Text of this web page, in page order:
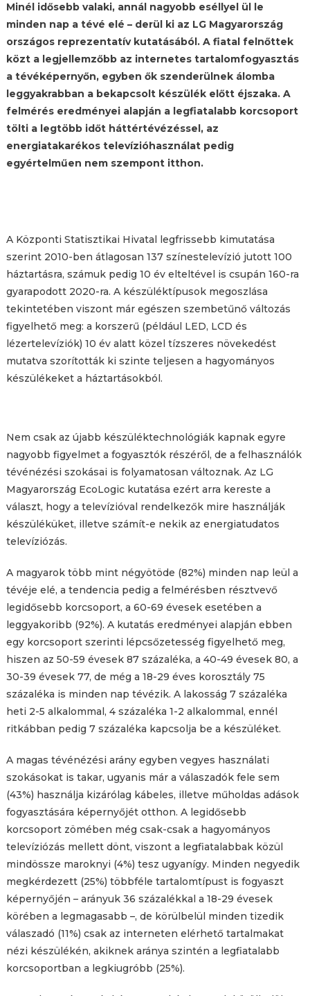
Minél idősebb valaki, annál nagyobb eséllyel ül le
minden nap a tévé elé – derül ki az LG Magyarország
országos reprezentatív kutatásából. A fiatal felnőttek
közt a legjellemzőbb az internetes tartalomfogyasztás
a tévéképernyőn, egyben ők szenderülnek álomba
leggyakrabban a bekapcsolt készülék előtt éjszaka. A
felmérés eredményei alapján a legfiatalabb korcsoport
tölti a legtöbb időt háttértévézéssel, az
energiatakarékos televízióhasználat pedig
egyértelműen nem szempont itthon.
A Központi Statisztikai Hivatal legfrissebb kimutatása
szerint 2010-ben átlagosan 137 színestelevízió jutott 100
háztartásra, számuk pedig 10 év elteltével is csupán 160-ra
gyarapodott 2020-ra. A készüléktípusok megoszlása
tekintetében viszont már egészen szembetűnő változás
figyelhető meg: a korszerű (például LED, LCD és
lézertelevíziók) 10 év alatt közel tízszeres növekedést
mutatva szorították ki szinte teljesen a hagyományos
készülékeket a háztartásokból.
Nem csak az újabb készüléktechnológiák kapnak egyre
nagyobb figyelmet a fogyasztók részéről, de a felhasználók
tévénézési szokásai is folyamatosan változnak. Az LG
Magyarország EcoLogic kutatása ezért arra kereste a
választ, hogy a televízióval rendelkezők mire használják
készüléküket, illetve számít-e nekik az energiatudatos
televíziózás.
A magyarok több mint négyötöde (82%) minden nap leül a
tévéje elé, a tendencia pedig a felmérésben résztvevő
legidősebb korcsoport, a 60-69 évesek esetében a
leggyakoribb (92%). A kutatás eredményei alapján ebben
egy korcsoport szerinti lépcsőzetesség figyelhető meg,
hiszen az 50-59 évesek 87 százaléka, a 40-49 évesek 80, a
30-39 évesek 77, de még a 18-29 éves korosztály 75
százaléka is minden nap tévézik. A lakosság 7 százaléka
heti 2-5 alkalommal, 4 százaléka 1-2 alkalommal, ennél
ritkábban pedig 7 százaléka kapcsolja be a készüléket.
A magas tévénézési arány egyben vegyes használati
szokásokat is takar, ugyanis már a válaszadók fele sem
(43%) használja kizárólag kábeles, illetve műholdas adások
fogyasztására képernyőjét otthon. A legidősebb
korcsoport zömében még csak-csak a hagyományos
televíziózás mellett dönt, viszont a legfiatalabbak közül
mindössze maroknyi (4%) tesz ugyanígy. Minden negyedik
megkérdezett (25%) többféle tartalomtípust is fogyaszt
képernyőjén – arányuk 36 százalékkal a 18-29 évesek
körében a legmagasabb –, de körülbelül minden tizedik
válaszadó (11%) csak az interneten elérhető tartalmakat
nézi készülékén, akiknek aránya szintén a legfiatalabb
korcsoportban a legkiugróbb (25%).